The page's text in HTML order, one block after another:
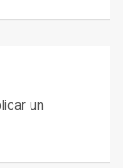
un